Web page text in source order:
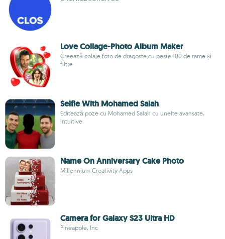
Love Collage-Photo Album Maker
Creează colaje foto de dragoste cu peste 100 de rame și
filtre
Selfie With Mohamed Salah
Editează poze cu Mohamed Salah cu unelte avansate,
intuitive
Name On Anniversary Cake Photo
Millennium Creativity Apps
Camera for Galaxy S23 Ultra HD
Pineapple, Inc